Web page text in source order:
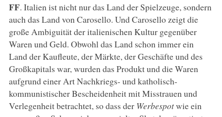
FF. Italien ist nicht nur das Land der Spielzeuge, sondern
auch das Land von Carosello. Und Carosello zeigt die
große Ambiguität der italienischen Kultur gegenüber
Waren und Geld. Obwohl das Land schon immer ein
Land der Kaufleute, der Märkte, der Geschäfte und des
Großkapitals war, wurden das Produkt und die Waren
aufgrund einer Art Nachkriegs- und katholisch-
kommunistischer Bescheidenheit mit Misstrauen und
Verlegenheit betrachtet, so dass der Werbespotwie ein